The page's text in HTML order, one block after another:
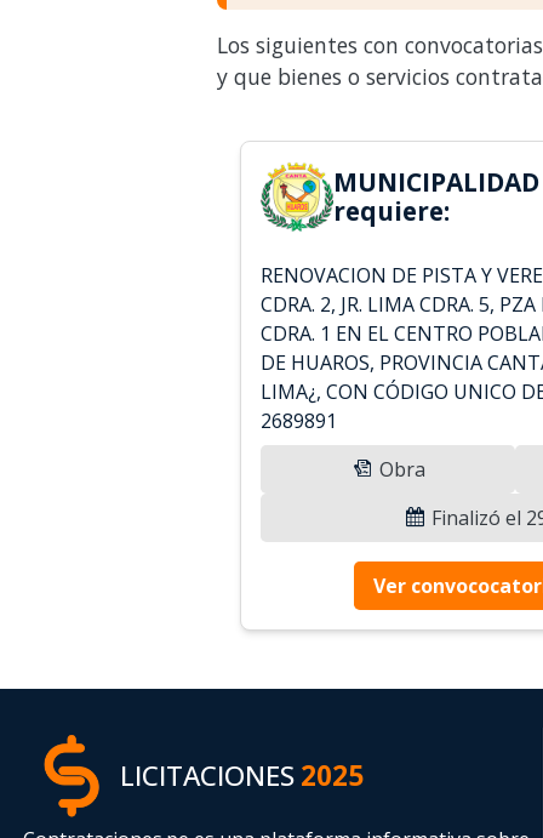
Los siguientes con
y que bienes o servicios contrata
MUNICIPALIDAD
requiere:
RENOVACION DE PISTA Y
CDRA. 2, JR. LIMA CDRA. 5, PZA
CDRA. 1 EN EL CENTRO
DE HUAROS, PROVINCIA
LIMA¿, CON CÓDIGO UNICO
2689891
Obra
Finalizó el
Ver
LICITACIONES2025